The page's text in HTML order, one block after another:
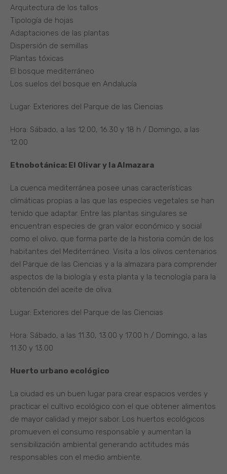
Arquitectura de los tallos
Tipología de hojas
Adaptaciones de las plantas
Dispersión de semillas
Plantas tóxicas
El bosque mediterráneo
Los suelos del bosque en Andalucía
Lugar: Exteriores del Parque de las Ciencias
Hora: Sábado, a las 12.00, 16.30 y 18 h / Domingo, a las
12.00
Etnobotánica: El Olivar y la Almazara
La cuenca mediterránea posee unas características
climáticas propias a las que las especies vegetales se han
tenido que adaptar. Entre las plantas singulares se
encuentran especies de gran valor económico y social
como el olivo, que forma parte de la historia común de los
habitantes del Mediterráneo. Visita a los olivos centenarios
del Parque de las Ciencias y a la almazara para comprender
aspectos de la biología y esta planta y la tecnología para la
obtención del aceite de oliva.
Lugar: Exteriores del Parque de las Ciencias
Hora: Sábado, a las 11.30, 13.00 y 17.00 h / Domingo, a las
11.30 y 13.00
Huerto urbano ecológico
La ciudad es un buen lugar para crear espacios verdes y
practicar el cultivo ecológico con el que obtener alimentos
de mayor calidad y mejor sabor. Los huertos ecológicos
promueven el consumo responsable y aumentan la
sensibilización ambiental generando actitudes más
responsables con el medio ambiente.